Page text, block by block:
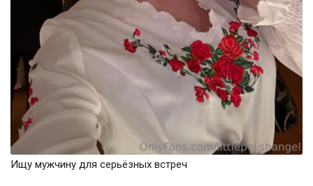
Ищу мужчину для серьёзных встреч